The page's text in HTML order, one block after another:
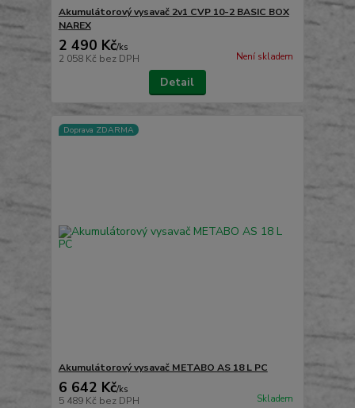
Akumulátorový vysavač 2v1 CVP 10-2 BASIC BOX
NAREX
2 490 Kč/ks
2 058 Kč bez DPH Není skladem
Detail
Doprava ZDARMA
Akumulátorový vysavač METABO AS 18 L PC
6 642 Kč/ks
5 489 Kč bez DPH Skladem